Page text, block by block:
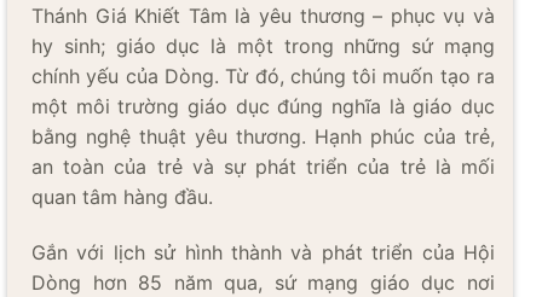
Thánh Giá Khiết Tâm là yêu thương – phục vụ và
hy sinh; giáo dục là một trong những sứ mạng
chính yếu của Dòng. Từ đó, chúng tôi muốn tạo ra
một môi trường giáo dục đúng nghĩa là giáo dục
bằng nghệ thuật yêu thương. Hạnh phúc của trẻ,
an toàn của trẻ và sự phát triển của trẻ là mối
quan tâm hàng đầu.
Gắn với lịch sử hình thành và phát triển của Hội
Dòng hơn 85 năm qua, sứ mạng giáo dục nơi